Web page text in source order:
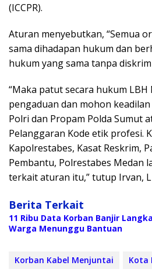
(ICCPR).
Aturan menyebutkan, “Semua
sama dihadapan hukum dan
hukum yang sama tanpa
“Maka patut secara hukum
pengaduan dan mohon
Polri dan Propam Polda Sumut
Pelanggaran Kode etik profesi.
Kapolrestabes, Kasat Reskrim,
Pembantu, Polrestabes Medan
terkait aturan itu,” tutup Irvan,
Berita Terkait
11 Ribu Data Korban Banjir
Warga Menunggu Bantuan
Korban Kabel Menjuntai Kota